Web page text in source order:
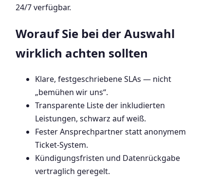
24/7 verfügbar.
Worauf Sie bei der Auswahl
wirklich achten sollten
Klare, festgeschriebene SLAs — nicht
„bemühen wir uns“.
Transparente Liste der inkludierten
Leistungen, schwarz auf weiß.
Fester Ansprechpartner statt anonymem
Ticket-System.
Kündigungsfristen und Datenrückgabe
vertraglich geregelt.